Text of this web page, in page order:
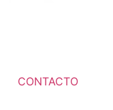
CONTACTO